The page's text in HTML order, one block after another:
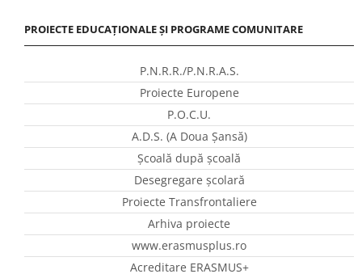
PROIECTE EDUCAȚIONALE ȘI PROGRAME COMUNITARE
P.N.R.R./P.N.R.A.S.
Proiecte Europene
P.O.C.U.
A.D.S. (A Doua Șansă)
Școală după școală
Desegregare școlară
Proiecte Transfrontaliere
Arhiva proiecte
www.erasmusplus.ro
Acreditare ERASMUS+